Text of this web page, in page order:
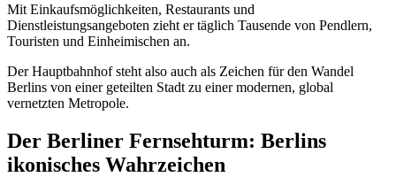
Mit Einkaufsmöglichkeiten, Restaurants und
Dienstleistungsangeboten zieht er täglich Tausende von Pendlern,
Touristen und Einheimischen an.
Der Hauptbahnhof steht also auch als Zeichen für den Wandel
Berlins von einer geteilten Stadt zu einer modernen, global
vernetzten Metropole.
Der Berliner Fernsehturm: Berlins
ikonisches Wahrzeichen